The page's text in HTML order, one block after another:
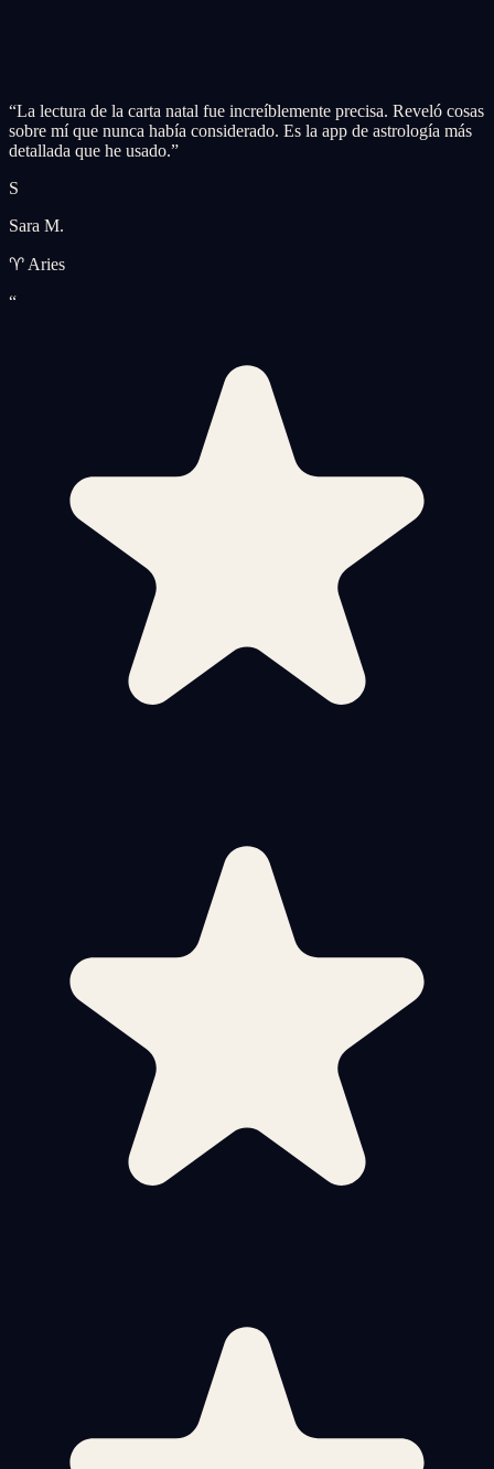
“La lectura de la carta natal fue increíblemente precisa. Reveló cosas
sobre mí que nunca había considerado. Es la app de astrología más
detallada que he usado.”
S
Sara M.
♈ Aries
“